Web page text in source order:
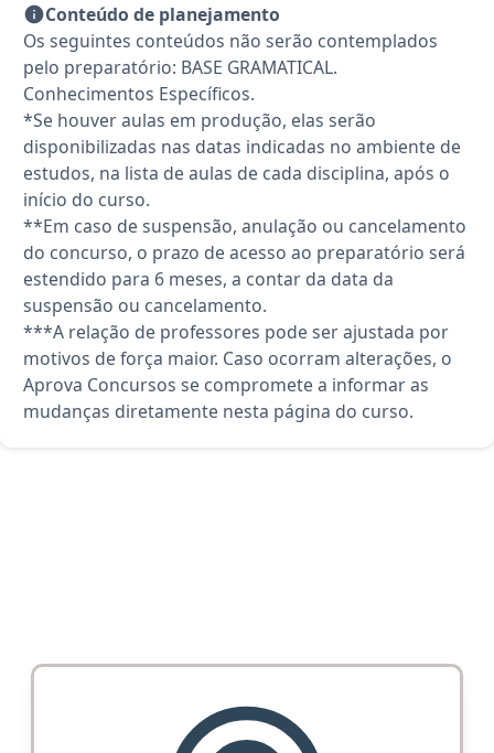
Conteúdo de planejamento
Os seguintes conteúdos não serão contemplados
pelo preparatório: BASE GRAMATICAL.
Conhecimentos Específicos.
*Se houver aulas em produção, elas serão
disponibilizadas nas datas indicadas no ambiente de
estudos, na lista de aulas de cada disciplina, após o
início do curso.
**Em caso de suspensão, anulação ou cancelamento
do concurso, o prazo de acesso ao preparatório será
estendido para 6 meses, a contar da data da
suspensão ou cancelamento.
***A relação de professores pode ser ajustada por
motivos de força maior. Caso ocorram alterações, o
Aprova Concursos se compromete a informar as
mudanças diretamente nesta página do curso.